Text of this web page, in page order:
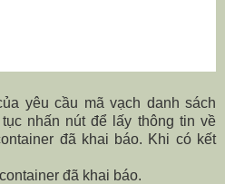
yêu cầu mã vạch danh sách
nhấn nút để lấy thông tin về
đã khai báo. Khi có kết
đã khai báo.